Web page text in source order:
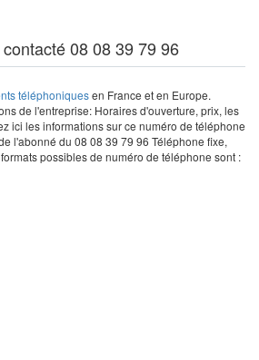
08 08 39 79 96
téléphoniquesen France et en Europe.
de l'entreprise: Horaires d'ouverture, prix, les
ici les informations sur ce numéro de téléphone
l'abonné du 08 08 39 79 96 Téléphone fixe,
possibles de numéro de téléphone sont :